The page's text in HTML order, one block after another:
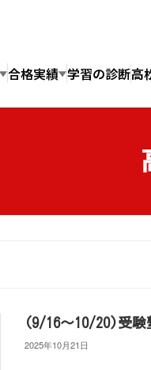
合格実績 学習の診断高
(9/16～10/20)受験
2025年10月21日